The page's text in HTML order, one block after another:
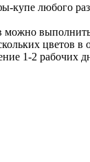
купе любого
можно
цветов в
1-2 рабочих